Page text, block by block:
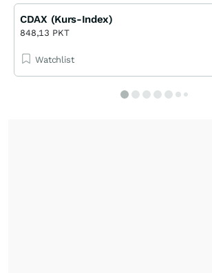
CDAX (Kurs-Index)
848,13 PKT
Watchlist